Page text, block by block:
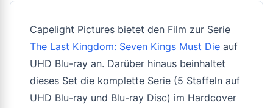
Capelight Pictures bietet den Film zur Serie
The Last Kingdom: Seven Kings Must Die auf
UHD Blu-ray an. Darüber hinaus beinhaltet
dieses Set die komplette Serie (5 Staffeln auf
UHD Blu-ray und Blu-ray Disc) im Hardcover